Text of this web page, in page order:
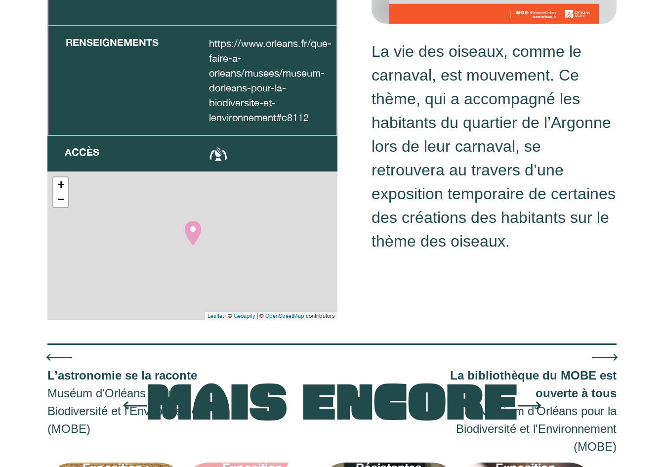
RENSEIGNEMENTS
https://www.orleans.fr/que-
faire-a-
orleans/musees/museum-
dorleans-pour-la-
biodiversite-et-
lenvironnement#c8112
ACCÈS
+
−
Leaflet| © Geoapify | © OpenStreetMap contributors
La vie des oiseaux, comme le
carnaval, est mouvement. Ce
thème, qui a accompagné les
habitants du quartier de l’Argonne
lors de leur carnaval, se
retrouvera au travers d’une
exposition temporaire de certaines
des créations des habitants sur le
thème des oiseaux.
L’astronomie se la raconte
Muséum d'Orléans pour la
Biodiversité et l'Environnement
(MOBE)
La bibliothèque du MOBE est
ouverte à tous
Muséum d'Orléans pour la
Biodiversité et l'Environnement
(MOBE)
MAIS ENCORE